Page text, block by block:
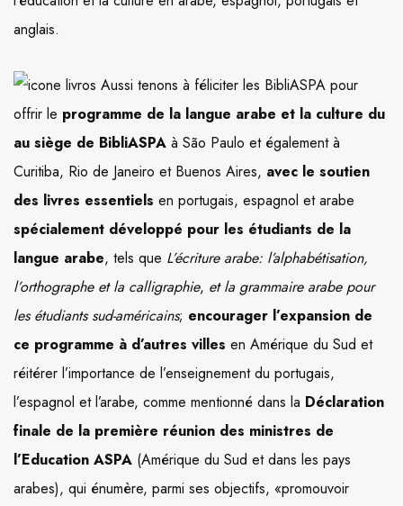
anglais.
Aussi tenons à féliciter les BibliASPA pour
offrir le programme de la langue arabe et la culture du
au siège de BibliASPA à São Paulo et également à
Curitiba, Rio de Janeiro et Buenos Aires, avec le soutien
des livres essentiels en portugais, espagnol et arabe
spécialement développé pour les étudiants de la
langue arabe, tels que L’écriture arabe: l’alphabétisation,
l’orthographe et la calligraphie, et la grammaire arabe pour
les étudiants sud-américains; encourager l’expansion de
ce programme à d’autres villes en Amérique du Sud et
réitérer l’importance de l’enseignement du portugais,
l’espagnol et l’arabe, comme mentionné dans la Déclaration
finale de la première réunion des ministres de
l’Education ASPA (Amérique du Sud et dans les pays
arabes), qui énumère, parmi ses objectifs, «promouvoir